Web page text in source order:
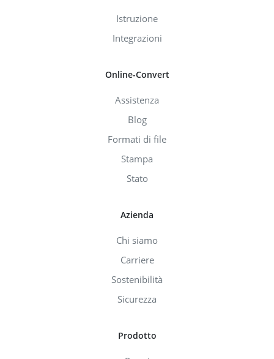
Istruzione
Integrazioni
Online-Convert
Assistenza
Blog
Formati di file
Stampa
Stato
Azienda
Chi siamo
Carriere
Sostenibilità
Sicurezza
Prodotto